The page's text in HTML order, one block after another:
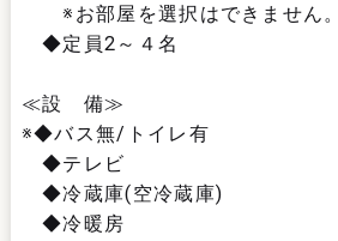
※お部屋を選択はできません。
◆定員2～４名
≪設 備≫
※◆バス無/トイレ有
◆テレビ
◆冷蔵庫(空冷蔵庫)
◆冷暖房